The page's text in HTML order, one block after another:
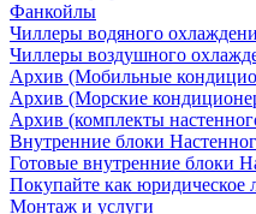
Фанкойлы
Чиллеры водяного
Чиллеры воздушного
Архив (Мобильные
Архив (Морские
Архив (комплекты
Внутренние блоки
Готовые внутренние блоки
Покупайте как юридическое
Монтаж и услуги